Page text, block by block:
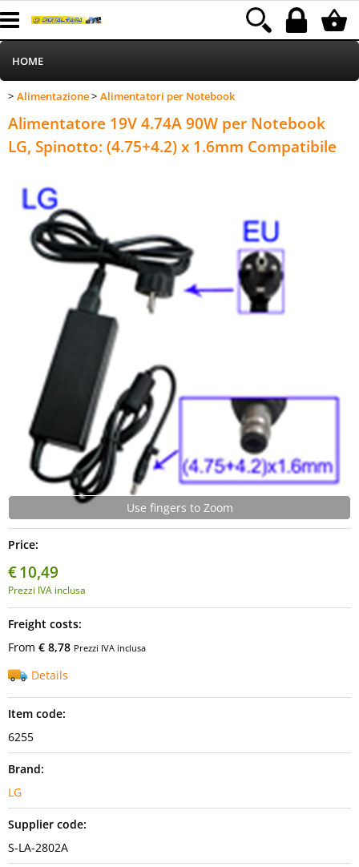
Category: HOME>Alimentazione >Alimentatori per Notebook
HOME
Informatica
Telefonia
MEDIACOM
Elettrodomestici
Alimentazione
Illuminazione
Alimentazione Alimentatori per Notebook
Alimentatore 19V 4.74A 90W per Notebook
LG, Spinotto: (4.75+4.2) x 1.6mm Compatibile
Use fingers to Zoom
Price:
€10,49
Prezzi IVA inclusa
Freight costs:
From € 8,78 Prezzi IVA inclusa
Details
Item code:
6255
Brand:
LG
Supplier code:
S-LA-2802A